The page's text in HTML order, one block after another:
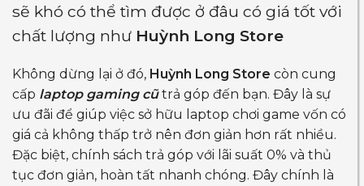
sẽ khó có thể tìm được ở đâu có giá tốt với
chất lượng như Huỳnh Long Store
Không dừng lại ở đó, Huỳnh Long Store còn cung
cấp laptop gaming cũtrả góp đến bạn. Đây là sự
ưu đãi để giúp việc sở hữu laptop chơi game vốn có
giá cả không thấp trở nên đơn giản hơn rất nhiều.
Đặc biệt, chính sách trả góp với lãi suất 0% và thủ
tục đơn giản, hoàn tất nhanh chóng. Đây chính là